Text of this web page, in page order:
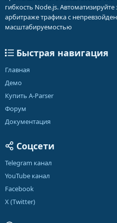
гибкость Node.js. Автоматизируйте
арбитраже трафика с
масштабируемостью
Быстрая навигация
Главная
Демо
Купить A-Parser
Форум
Документация
Соцсети
Telegram канал
YouTube канал
Facebook
X (Twitter)